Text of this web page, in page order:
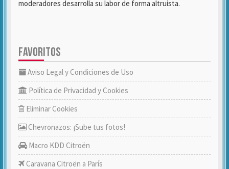
moderadores desarrolla su labor de forma altruista.
FAVORITOS
Aviso Legal y Condiciones de Uso
Política de Privacidad y Cookies
Eliminar Cookies
Chevronazos: ¡Sube tus fotos!
Macro KDD Citroën
Caravana Citroën a París